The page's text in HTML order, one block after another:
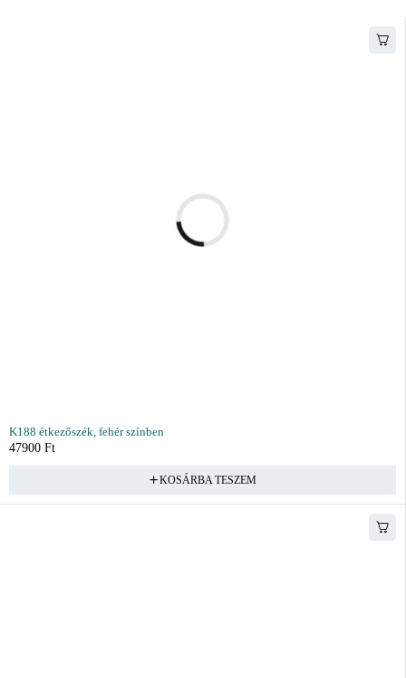
K188 étkezőszék, fehér színben
47900 Ft
KOSÁRBA TESZEM